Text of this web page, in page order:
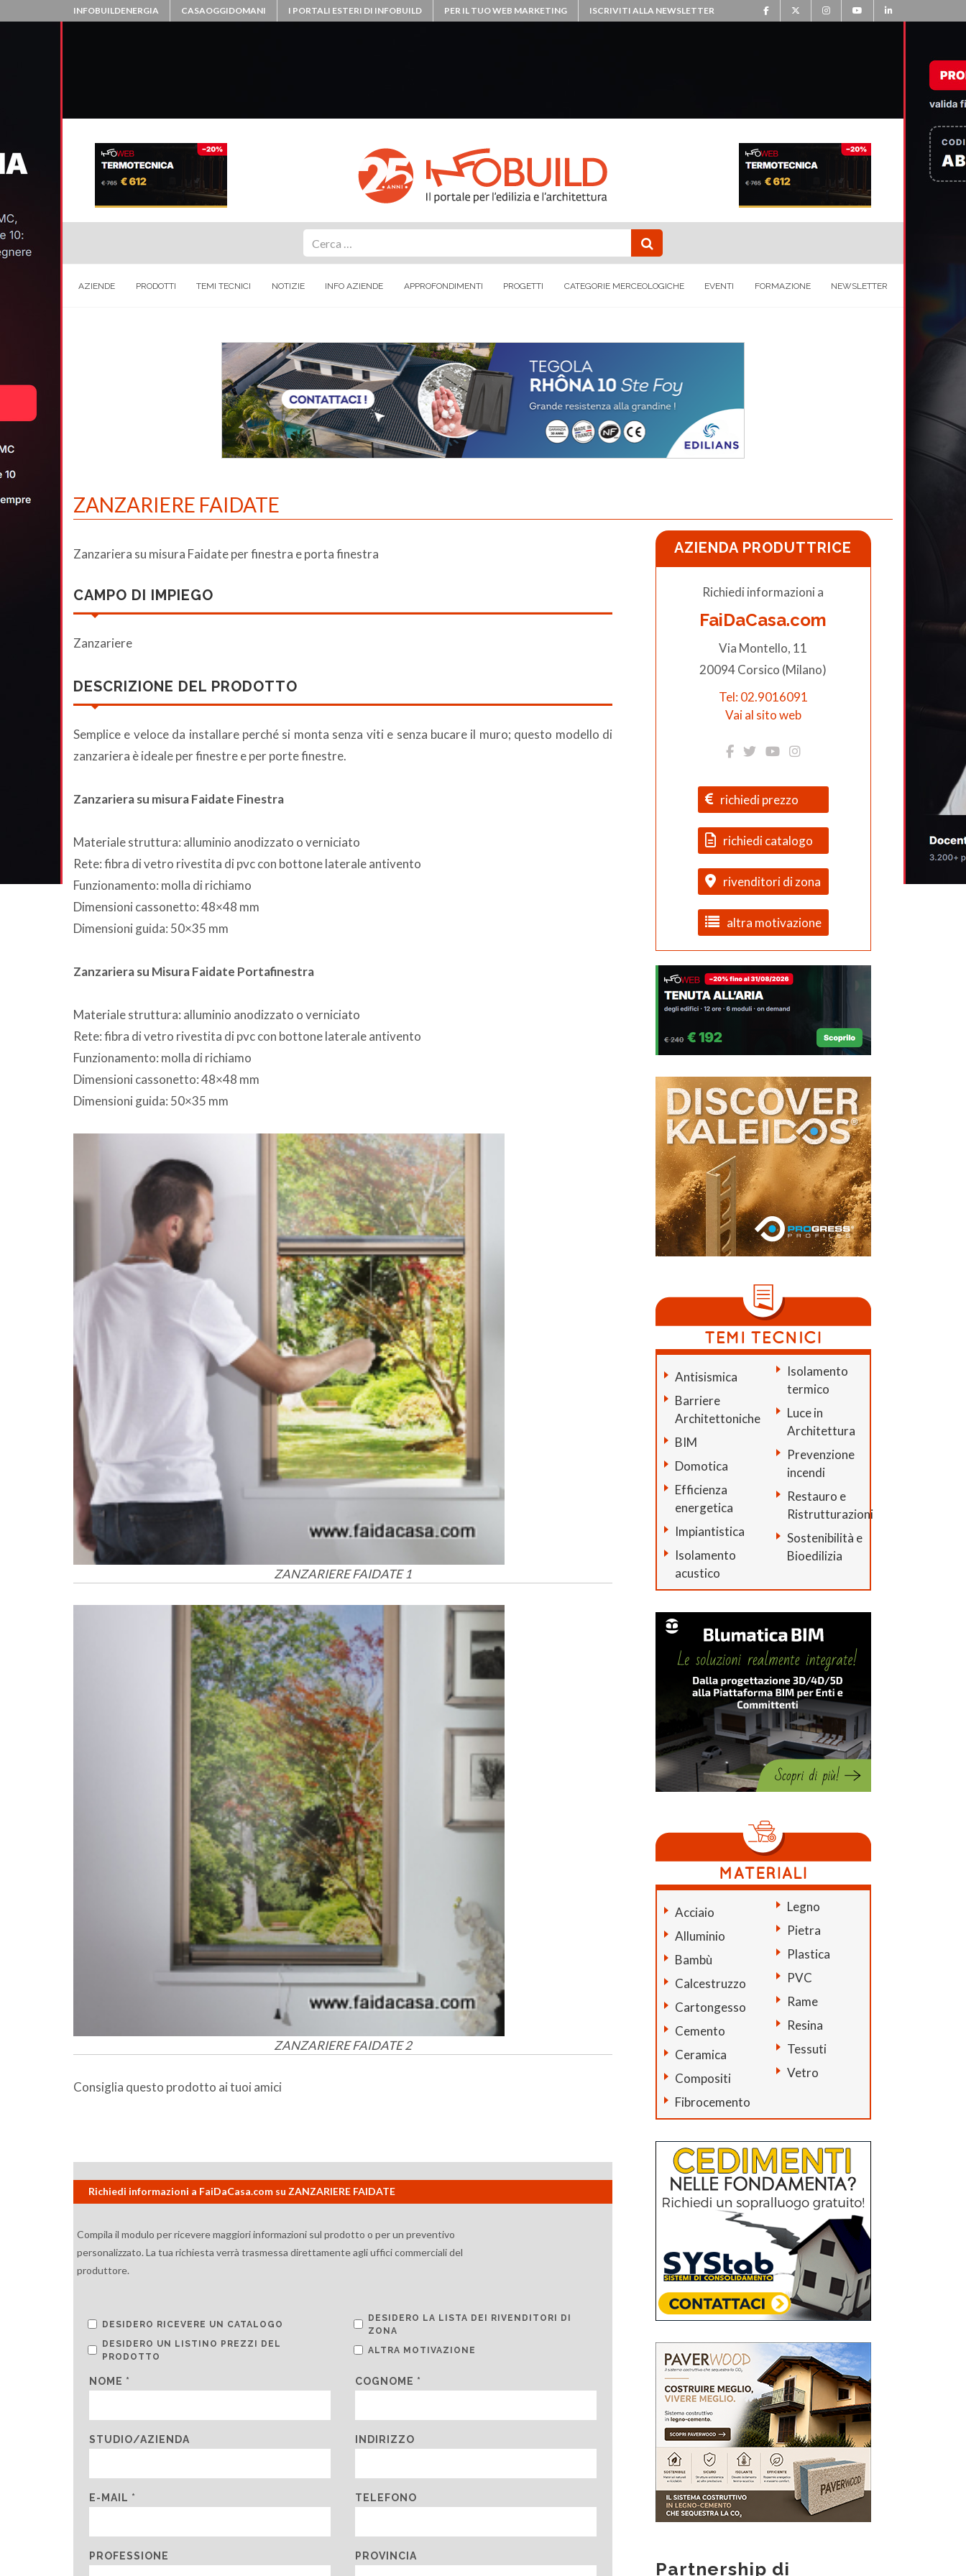
INFOBUILDENERGIA CASAOGGIDOMANI I PORTALI ESTERI DI INFOBUILD PER IL TUO WEB MARKETING ISCRIVITI ALLA NEWSLETTER
AZIENDE PRODOTTI TEMI TECNICI NOTIZIE INFO AZIENDE APPROFONDIMENTI PROGETTI CATEGORIE MERCEOLOGICHE EVENTI FORMAZIONE NEWSLETTER
ZANZARIERE FAIDATE
Zanzariera su misura Faidate per finestra e porta finestra
CAMPO DI IMPIEGO
Zanzariere
DESCRIZIONE DEL PRODOTTO
Semplice e veloce da installare perché si monta senza viti e senza bucare il muro; questo modello di
zanzariera è ideale per finestre e per porte finestre.
Zanzariera su misura Faidate Finestra
Materiale struttura: alluminio anodizzato o verniciato
Rete: fibra di vetro rivestita di pvc con bottone laterale antivento
Funzionamento: molla di richiamo
Dimensioni cassonetto: 48×48 mm
Dimensioni guida: 50×35 mm
Zanzariera su Misura Faidate Portafinestra
Materiale struttura: alluminio anodizzato o verniciato
Rete: fibra di vetro rivestita di pvc con bottone laterale antivento
Funzionamento: molla di richiamo
Dimensioni cassonetto: 48×48 mm
Dimensioni guida: 50×35 mm
ZANZARIERE FAIDATE 1
ZANZARIERE FAIDATE 2
Consiglia questo prodotto ai tuoi amici
Richiedi informazioni a FaiDaCasa.com su ZANZARIERE FAIDATE
Compila il modulo per ricevere maggiori informazioni sul prodotto o per un preventivo
personalizzato. La tua richiesta verrà trasmessa direttamente agli uffici commerciali del
produttore.
DESIDERO RICEVERE UN CATALOGO
DESIDERO LA LISTA DEI RIVENDITORI DI
ZONA
DESIDERO UN LISTINO PREZZI DEL
PRODOTTO
ALTRA MOTIVAZIONE
NOME * COGNOME *
STUDIO/AZIENDA INDIRIZZO
E-MAIL * TELEFONO
PROFESSIONE PROVINCIA
AZIENDA PRODUTTRICE
Richiedi informazioni a
FaiDaCasa.com
Via Montello, 11
20094 Corsico (Milano)
Tel: 02.9016091
Vai al sito web
richiedi prezzo
richiedi catalogo
rivenditori di zona
altra motivazione
Antisismica
Barriere
Architettoniche
BIM
Domotica
Efficienza
energetica
Impiantistica
Isolamento
acustico
Isolamento
termico
Luce in
Architettura
Prevenzione
incendi
Restauro e
Ristrutturazioni
Sostenibilità e
Bioedilizia
Acciaio
Alluminio
Bambù
Calcestruzzo
Cartongesso
Cemento
Ceramica
Compositi
Fibrocemento
Legno
Pietra
Plastica
PVC
Rame
Resina
Tessuti
Vetro
Partnership di